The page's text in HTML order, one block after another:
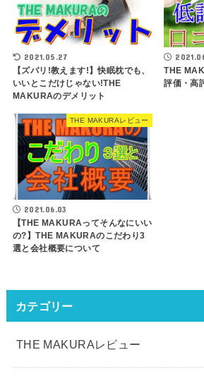
2021.05.27
【ズバリ!教えます!】快眠枕でも、
いいとこだけじゃない!THE
MAKURAのデメリット
THE
評価・高
THE MAKURAレビュー
2021.06.03
【THE MAKURAってそんなにいい
の?】THE MAKURAのこだわり3
選と会社概要について
カテゴリー
THE MAKURAレビュー